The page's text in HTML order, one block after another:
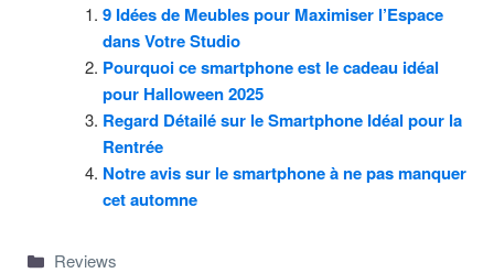
9 Idées de Meubles pour Maximiser l’Espace
dans Votre Studio
Pourquoi ce smartphone est le cadeau idéal
pour Halloween 2025
Regard Détailé sur le Smartphone Idéal pour la
Rentrée
Notre avis sur le smartphone à ne pas manquer
cet automne
Categories
Reviews